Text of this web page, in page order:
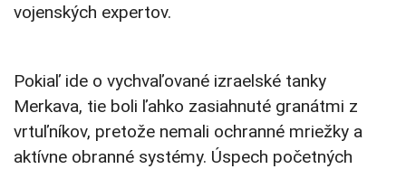
vojenských expertov.
Pokiaľ ide o vychvaľované izraelské tanky
Merkava, tie boli ľahko zasiahnuté granátmi z
vrtuľníkov, pretože nemali ochranné mriežky a
aktívne obranné systémy. Úspech početných